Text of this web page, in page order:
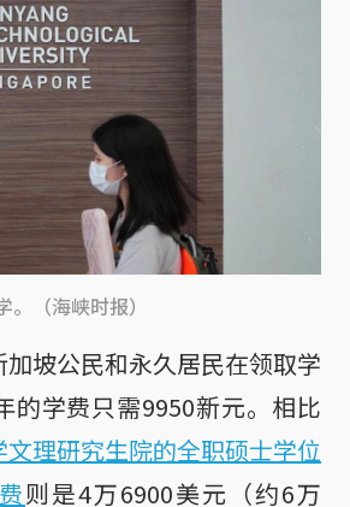
（海峡时报）
坡公民和永久居民在领取学
的学费只需9950新元。相比
理研究生院的全职硕士学位
则是4万6900美元（约6万